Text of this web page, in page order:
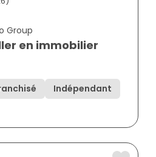
Group
en immobilier
Indépendant